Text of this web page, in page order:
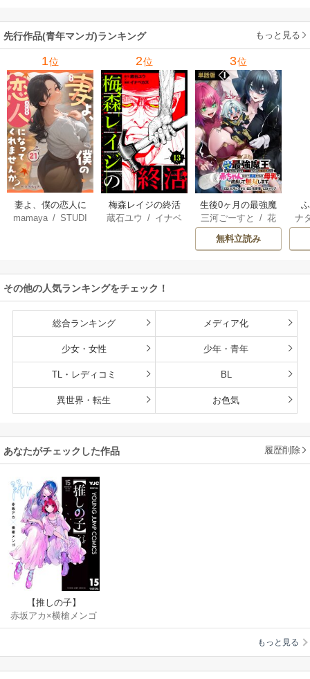
（コミック）
先行作品(青年マンガ)ランキング もっと見る
1位
妻よ、僕の恋人に
なってくれません
mamaya /STUDI
2位
梅森レイジの終活
蔵石ユウ / イナベ
3位
生後0ヶ月の最強魔
王 食べるだけ強
くなるチート能力
持ち転生者だけど
雄たちの母乳で成
三河ごーすと /花
房雪/マップ
無料立読み
ナ
核
その他の人気ランキングをチェック！
総合ランキング メディア化
少女・女性 少年・青年
TL・レディコミ BL
異世界・転生 お色気
あなたがチェックした作品 履歴削除
【推しの子】
赤坂アカ×横槍メンゴ
もっと見る